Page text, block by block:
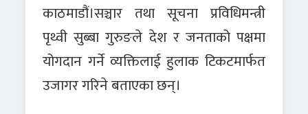
काठमाडौं।सञ्चार तथा सूचना प्रविधिमन्त्री
पृथ्वी सुब्बा गुरुङले देश र जनताको पक्षमा
योगदान गर्ने व्यक्तिलाई हुलाक टिकटमार्फत
उजागर गरिने बताएका छन्।